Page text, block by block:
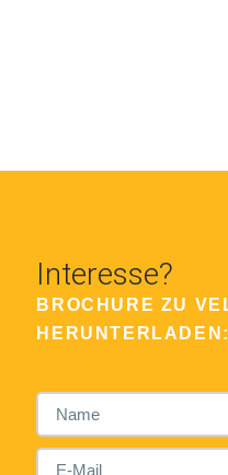
Interesse?
BROCHURE ZU
HERUNTERLADEN: